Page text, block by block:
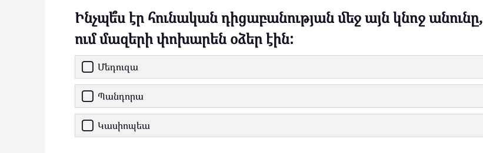
Ինչպե՞ս էր հունական դիցաբանության մեջ այն կնոջ անունը,
ում մազերի փոխարեն օձեր էին:
Մեդուզա
Պանդորա
Կասիոպեա